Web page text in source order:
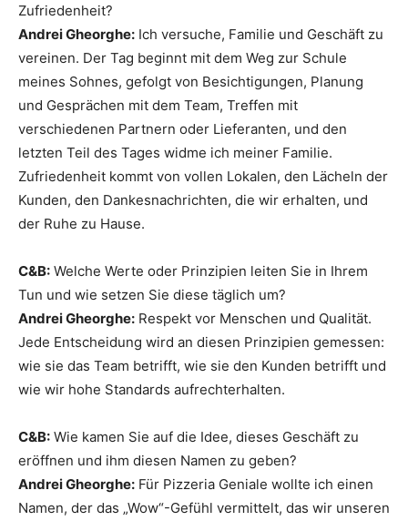
Zufriedenheit?
Andrei Gheorghe: Ich versuche, Familie und Geschäft zu
vereinen. Der Tag beginnt mit dem Weg zur Schule
meines Sohnes, gefolgt von Besichtigungen, Planung
und Gesprächen mit dem Team, Treffen mit
verschiedenen Partnern oder Lieferanten, und den
letzten Teil des Tages widme ich meiner Familie.
Zufriedenheit kommt von vollen Lokalen, den Lächeln der
Kunden, den Dankesnachrichten, die wir erhalten, und
der Ruhe zu Hause.
C&B: Welche Werte oder Prinzipien leiten Sie in Ihrem
Tun und wie setzen Sie diese täglich um?
Andrei Gheorghe: Respekt vor Menschen und Qualität.
Jede Entscheidung wird an diesen Prinzipien gemessen:
wie sie das Team betrifft, wie sie den Kunden betrifft und
wie wir hohe Standards aufrechterhalten.
C&B: Wie kamen Sie auf die Idee, dieses Geschäft zu
eröffnen und ihm diesen Namen zu geben?
Andrei Gheorghe: Für Pizzeria Geniale wollte ich einen
Namen, der das „Wow“-Gefühl vermittelt, das wir unseren